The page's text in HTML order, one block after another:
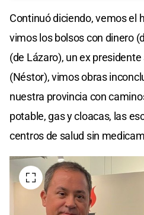
Continuó diciendo, vemos el
vimos los bolsos con dinero
(de Lázaro), un ex
(Néstor), vimos obras
nuestra provincia con
potable, gas y cloacas, las
centros de salud sin